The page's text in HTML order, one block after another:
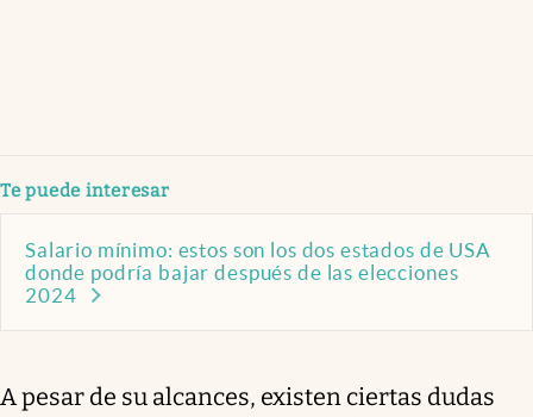
Te puede interesar
Salario mínimo: estos son los dos estados de USA
donde podría bajar después de las elecciones
2024
A pesar de su alcances, existen ciertas dudas